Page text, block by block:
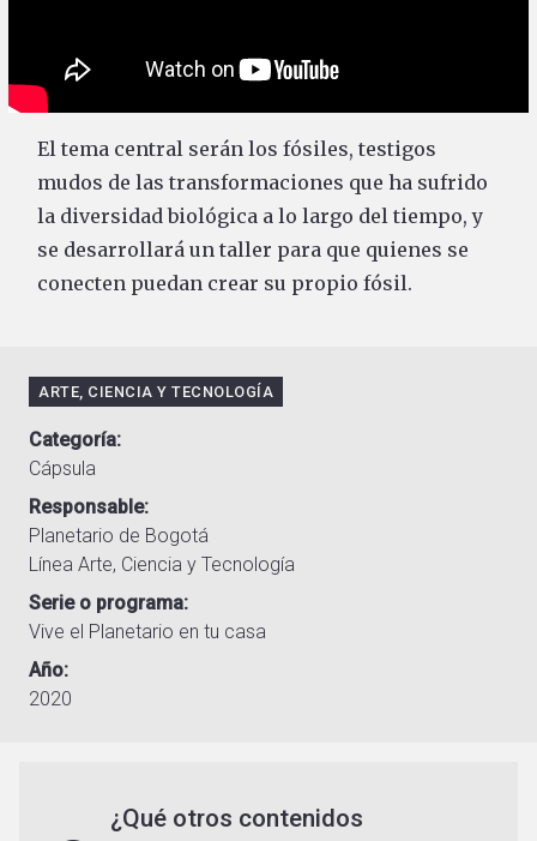
El tema central serán los fósiles, testigos
mudos de las transformaciones que ha sufrido
la diversidad biológica a lo largo del tiempo, y
se desarrollará un taller para que quienes se
conecten puedan crear su propio fósil.
ARTE, CIENCIA Y TECNOLOGÍA
Categoría
Cápsula
Responsable
Planetario de Bogotá
Línea Arte, Ciencia y Tecnología
Serie o programa
Vive el Planetario en tu casa
Año
2020
¿Qué otros contenidos